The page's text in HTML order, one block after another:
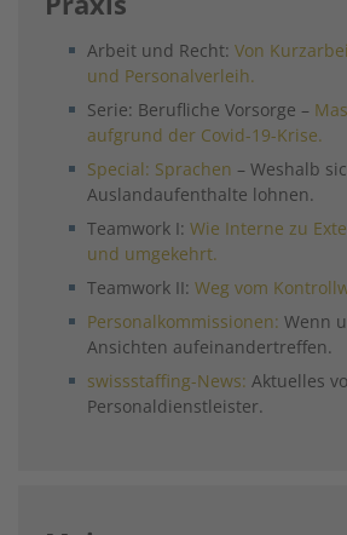
Arbeit und Recht: Von
und Personalverleih.
Serie: Berufliche Vorsorge –
aufgrund der Covid-19-Krise.
Special: Sprachen – Weshalb
Auslandaufenthalte lohnen.
Teamwork I: Wie Interne zu
und umgekehrt.
Teamwork II: Weg vom
Personalkommissionen: Wenn
Ansichten aufeinandertreffen.
swissstaffing-News: Aktuelles
Personaldienstleister.